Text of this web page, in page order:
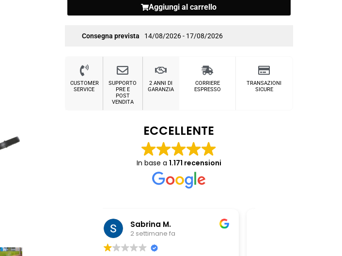
Aggiungi al carrello
Consegna prevista 14/08/2026 - 17/08/2026
CUSTOMER
SERVICE
SUPPORTO
PRE E
POST
VENDITA
2 ANNI DI
GARANZIA
CORRIERE
ESPRESSO
TRANSAZIONI
SICURE
ECCELLENTE
In base a 1.171 recensioni
Chiara Riitano
1 mese fa